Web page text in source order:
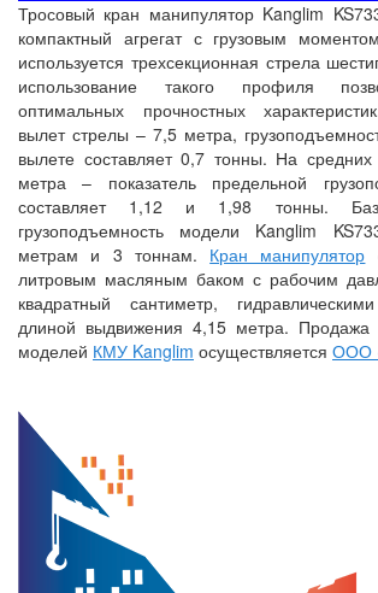
Тросовый кран манипулятор Kanglim
компактный агрегат с грузовым
используется трехсекционная стрела
использование такого профиля
оптимальных прочностных
вылет стрелы – 7,5 метра,
вылете составляет 0,7 тонны. На
метра – показатель предельной
составляет 1,12 и 1,98 тонны.
грузоподъемность модели Kanglim
метрам и 3 тоннам. Кран манипулятор
литровым масляным баком с рабочим
квадратный сантиметр,
длиной выдвижения 4,15 метра. Продажа
моделей КМУ Kanglim осуществляется ООО